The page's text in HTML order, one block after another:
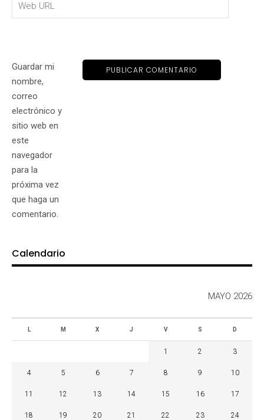
Guardar mi
nombre,
correo
electrónico y
sitio web en
este
navegador
para la
próxima vez
que haga un
comentario.
Calendario
MAYO 2026
L M X J V S D
1 2 3
4 5 6 7 8 9 10
11 12 13 14 15 16 17
18 19 20 21 22 23 24